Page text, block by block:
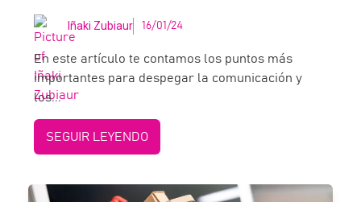
Iñaki Zubiaur 16/01/24
En este artículo te contamos los puntos más
importantes para despegar la comunicación y
los...
SEGUIR LEYENDO